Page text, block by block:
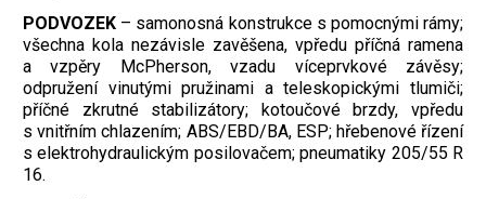
PODVOZEK – samonosná konstrukce s pomocnými rámy;
všechna kola nezávisle zavěšena, vpředu příčná ramena
a vzpěry McPherson, vzadu víceprvkové závěsy;
odpružení vinutými pružinami a teleskopickými tlumiči;
příčné zkrutné stabilizátory; kotoučové brzdy, vpředu
s vnitřním chlazením; ABS/EBD/BA, ESP; hřebenové řízení
s elektrohydraulickým posilovačem; pneumatiky 205/55 R
16.